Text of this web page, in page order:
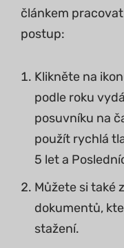
článkem
postup:
Klikněte na
podle roku
posuvníku na
použít rychlá
5 let a
Můžete si také
dokumentů,
stažení.